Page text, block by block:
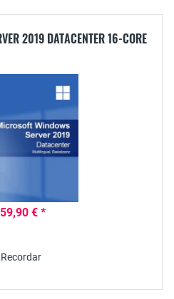
2019 DATACENTER 16-CORE
€ *
Recordar